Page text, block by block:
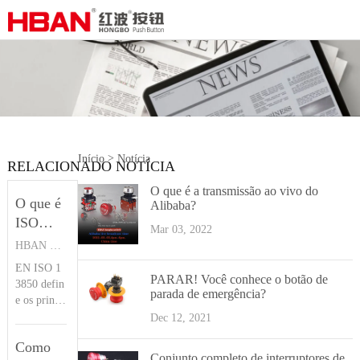
RELACIONADO NOTÍCIA
O que é
ISO
13850?
Botão
de
pressão
EN ISO 1
3850 defin
e os princí
ção de par
Como
Início> Notícia
O que é a transmissão ao vivo do
Alibaba?
Mar 03, 2022
PARAR! Você conhece o botão de
parada de emergência?
Dec 12, 2021